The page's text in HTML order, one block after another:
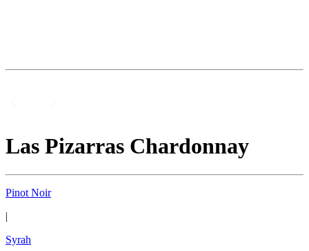
Las Pizarras Chardonnay
Pinot Noir
|
Syrah